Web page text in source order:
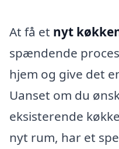
At få et nyt
spændende
hjem og give det
Uanset om du
eksisterende
nyt rum, har et